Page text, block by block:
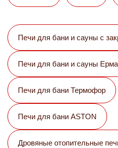
Печи для бани и сауны с
Печи для бани и сауны
Печи для бани Термофор
Печи для бани ASTON
Дровяные отопительные